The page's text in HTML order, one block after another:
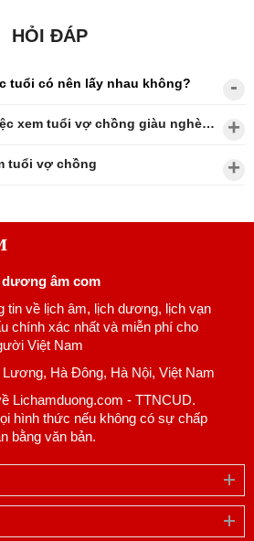
HỎI ĐÁP
tuổi có nên lấy nhau không?
Câu hỏi: Ý nghĩa của việc xem tuổi vợ chồng giàu nghèo?
tuổi vợ chồng
âm com
tin về lịch âm, lịch dương, lịch vạn
chính xác nhất và miễn phí cho
Việt Nam
Hà Đông, Hà Nội, Việt Nam
Lichamduong.com - TTNCUD.
hình thức nếu không có sự chấp
bằng văn bản.